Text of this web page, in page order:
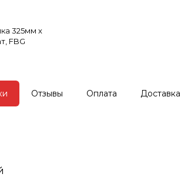
325мм х
FBG
Отзывы Оплата Доставка